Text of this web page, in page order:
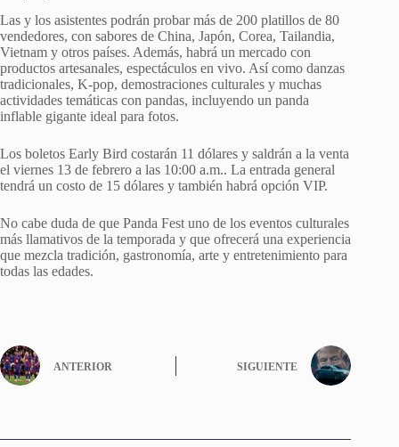
Las y los asistentes podrán probar más de 200 platillos de 80
vendedores, con sabores de China, Japón, Corea, Tailandia,
Vietnam y otros países. Además, habrá un mercado con
productos artesanales, espectáculos en vivo. Así como danzas
tradicionales, K-pop, demostraciones culturales y muchas
actividades temáticas con pandas, incluyendo un panda
inflable gigante ideal para fotos.
Los boletos Early Bird costarán 11 dólares y saldrán a la venta
el viernes 13 de febrero a las 10:00 a.m.. La entrada general
tendrá un costo de 15 dólares y también habrá opción VIP.
No cabe duda de que Panda Fest uno de los eventos culturales
más llamativos de la temporada y que ofrecerá una experiencia
que mezcla tradición, gastronomía, arte y entretenimiento para
todas las edades.
ANTERIOR SIGUIENTE